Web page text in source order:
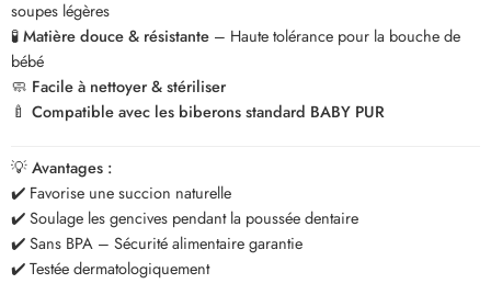
soupes légères
🧪Matière douce & résistante – Haute tolérance pour la bouche de
bébé
🧼 Facile à nettoyer & stériliser
🍼 Compatible avec les biberons standard BABY PUR
💡Avantages :
✔️ Favorise une succion naturelle
✔️ Soulage les gencives pendant la poussée dentaire
✔️ Sans BPA – Sécurité alimentaire garantie
✔️ Testée dermatologiquement